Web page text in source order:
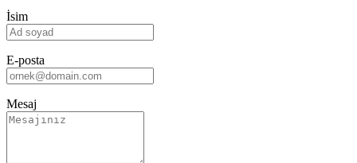
İsim
E-posta
Mesaj